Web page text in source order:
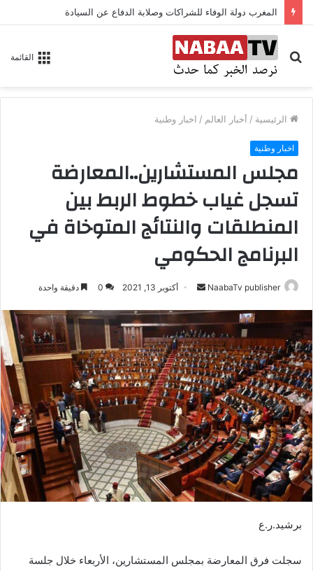
المغرب دولة الوفاء للشراكات وصلابة الدفاع عن السيادة
القائمة
بحث
عن
الرئيسية / أخبار العالم / اخبار وطنية
اخبار وطنية
مجلس المستشارين..المعارضة
تسجل غياب خطوط الربط بين
المنطلقات والنتائج المتوخاة في
البرنامج الحكومي
NaabaTv publisher
س
ل
ب
ر
ي
د
ا
إ
ل
ك
ت
أكتوبر 13, 2021 0 دقيقة واحدة
برشيد.ر.ع
سجلت فرق المعارضة بمجلس المستشارين، الأربعاء خلال جلسة